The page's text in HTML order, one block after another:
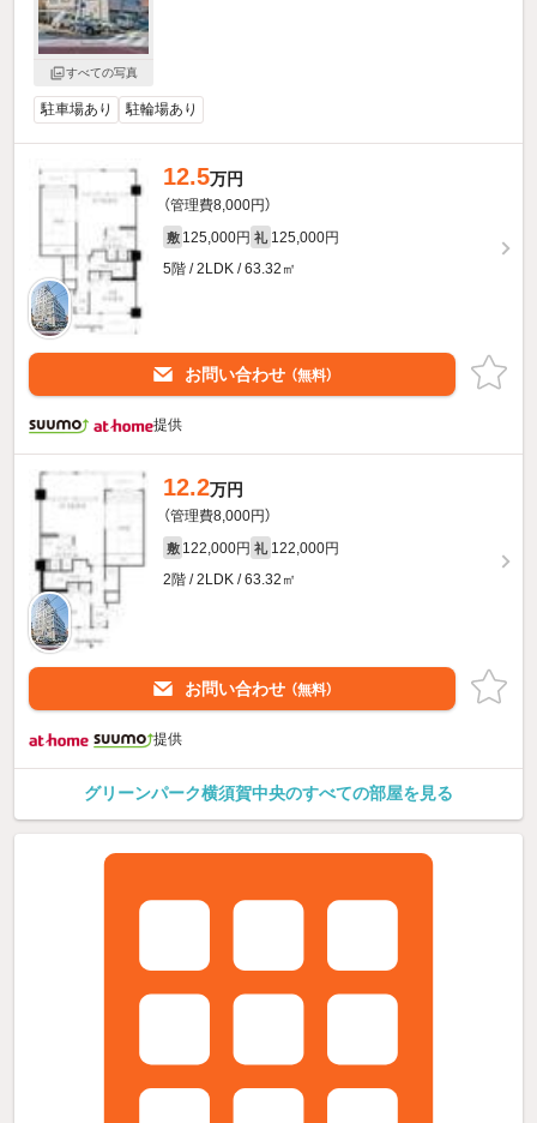
すべての写真
駐車場あり 駐輪場あり
12.5万円
（管理費8,000円）
敷 125,000円 礼 125,000円
5階 / 2LDK / 63.32㎡
お問い合わせ （無料）
提供
12.2万円
（管理費8,000円）
敷 122,000円 礼 122,000円
2階 / 2LDK / 63.32㎡
お問い合わせ （無料）
提供
グリーンパーク横須賀中央のすべての部屋を見る